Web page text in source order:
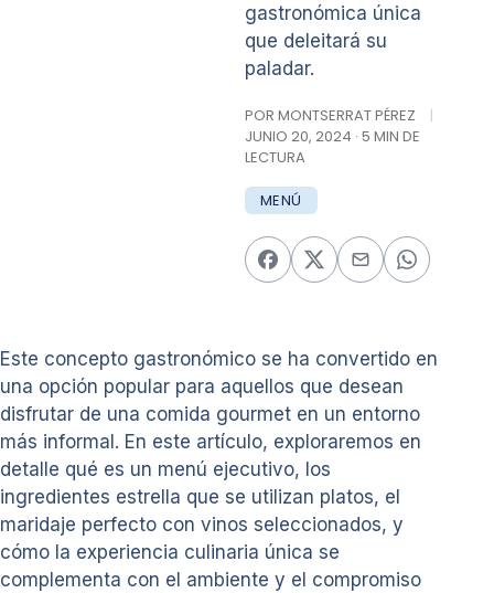
gastronómica única
que deleitará su
paladar.
POR MONTSERRAT PÉREZ
|
JUNIO 20, 2024 · 5 MIN DE
LECTURA
MENÚ
Este concepto gastronómico se ha convertido en
una opción popular para aquellos que desean
disfrutar de una comida gourmet en un entorno
más informal. En este artículo, exploraremos en
detalle qué es un menú ejecutivo, los
ingredientes estrella que se utilizan platos, el
maridaje perfecto con vinos seleccionados, y
cómo la experiencia culinaria única se
complementa con el ambiente y el compromiso